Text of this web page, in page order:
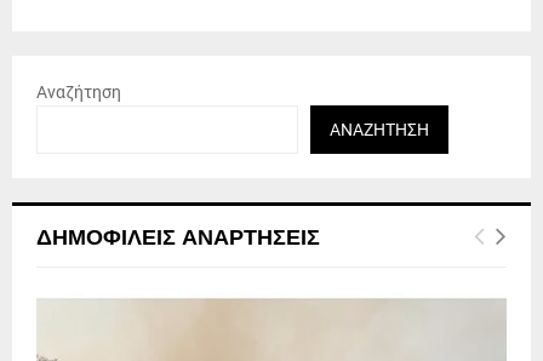
Αναζήτηση
ΑΝΑΖΉΤΗΣΗ
ΔΗΜΟΦΙΛΕΊΣ ΑΝΑΡΤΉΣΕΙΣ